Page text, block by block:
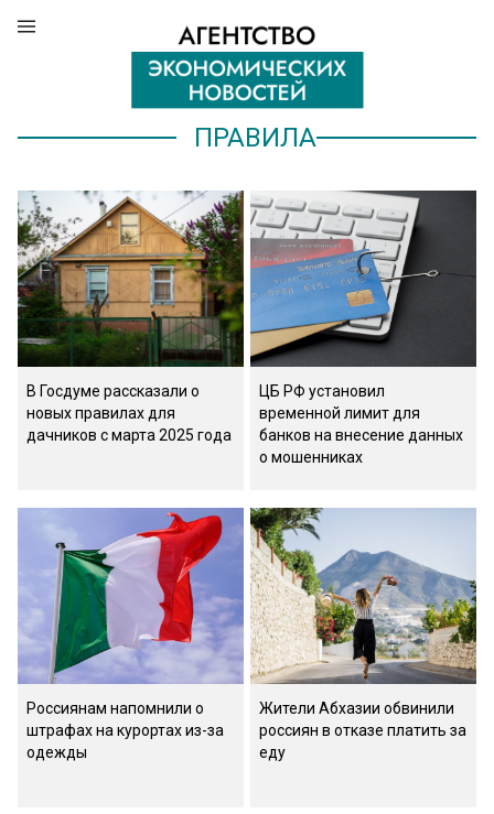
ПРАВИЛА
В Госдуме рассказали о
новых правилах для
дачников с марта 2025 года
ЦБ РФ установил
временной лимит для
банков на внесение данных
о мошенниках
Россиянам напомнили о
штрафах на курортах из-за
одежды
Жители Абхазии обвинили
россиян в отказе платить за
еду